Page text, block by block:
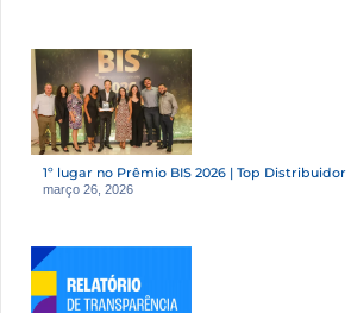
1º lugar no Prêmio BIS 2026 | Top Distribuidor
março 26, 2026